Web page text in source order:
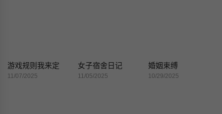
游戏规则我来定
11/07/2025
女子宿舍日记
11/05/2025
婚姻束缚
10/29/2025